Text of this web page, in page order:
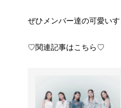
ぜひメンバー達の可愛い
♡関連記事はこちら♡